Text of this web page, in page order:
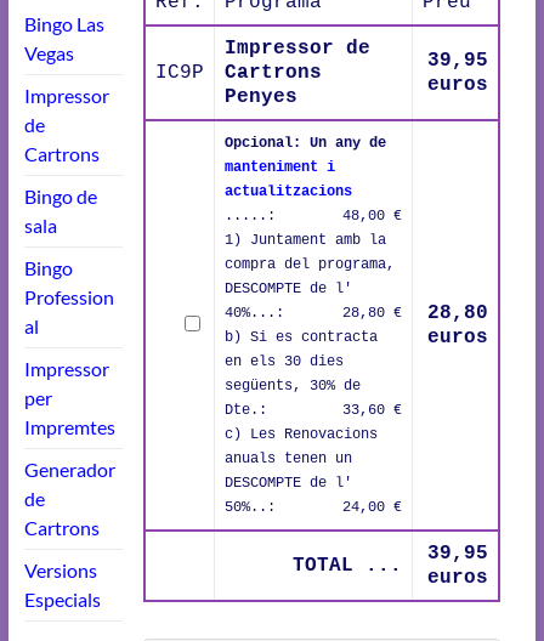
IC9P
Impressor de
Cartrons
Penyes
39,95
euros
Opcional: Un any de
manteniment i
actualitzacions
.....:
48,00 €
1) Juntament amb la
compra del programa,
DESCOMPTE de l'
40%...:
28,80 €
b) Si es contracta
en els 30 dies
següents, 30% de
Dte.:
33,60 €
c) Les Renovacions
anuals tenen un
DESCOMPTE de l'
50%..:
24,00 €
28,80
euros
TOTAL ...
39,95
euros
Bingo Las
Vegas
Impressor
de
Cartrons
Bingo de
sala
Bingo
Profession
al
Impressor
per
Impremtes
Generador
de
Cartrons
Versions
Especials